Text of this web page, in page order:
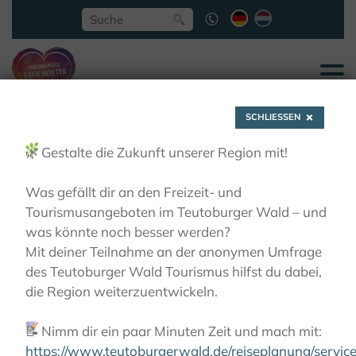
Erlesene Natur
AKTIVITÄTEN ERLESENE NATUR
SCHLIESSEN
🌿 Gestalte die Zukunft unserer Region mit!
Was gefällt dir an den Freizeit- und
Tourismusangeboten im Teutoburger Wald – und
was könnte noch besser werden?
Mit deiner Teilnahme an der anonymen Umfrage
des Teutoburger Wald Tourismus hilfst du dabei,
die Region weiterzuentwickeln.
📝 Nimm dir ein paar Minuten Zeit und mach mit:
https://www.teutoburgerwald.de/reiseplanung/